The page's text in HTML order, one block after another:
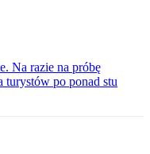
Na razie na próbę
turystów po ponad stu